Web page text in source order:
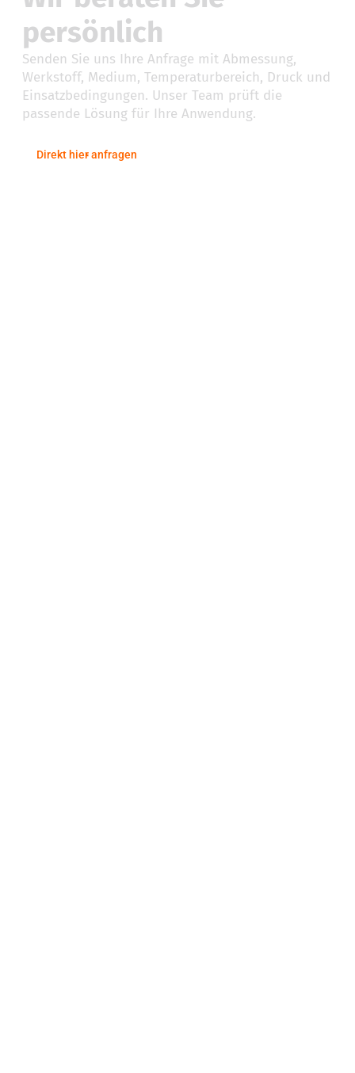
persönlich
Senden Sie uns Ihre Anfrage mit Abmessung,
Werkstoff, Medium, Temperaturbereich, Druck und
Einsatzbedingungen. Unser Team prüft die
passende Lösung für Ihre Anwendung.
Direkt hier anfragen